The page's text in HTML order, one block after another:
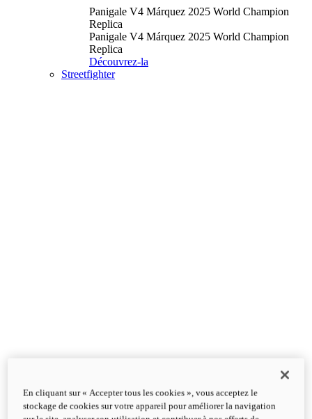
Panigale V4 Márquez 2025 World Champion
Replica
Panigale V4 Márquez 2025 World Champion
Replica
Découvrez-la
Streetfighter
En cliquant sur « Accepter tous les cookies », vous acceptez le
stockage de cookies sur votre appareil pour améliorer la navigation